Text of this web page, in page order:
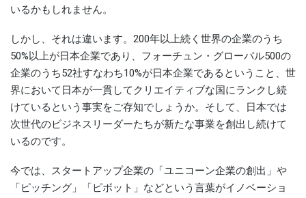
いるかもしれません。
しかし、それは違います。200年以上続く世界の企業のうち
50%以上が日本企業であり、フォーチュン・グローバル500の
企業のうち52社すなわち10%が日本企業であるということ、世
界において日本が一貫してクリエイティブな国にランクし続
けているという事実をご存知でしょうか。そして、日本では
次世代のビジネスリーダーたちが新たな事業を創出し続けて
いるのです。
今では、スタートアップ企業の「ユニコーン企業の創出」や
「ピッチング」「ピボット」などという言葉がイノベーショ